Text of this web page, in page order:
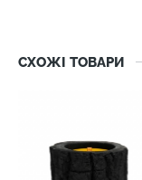
СХОЖІ ТОВАРИ